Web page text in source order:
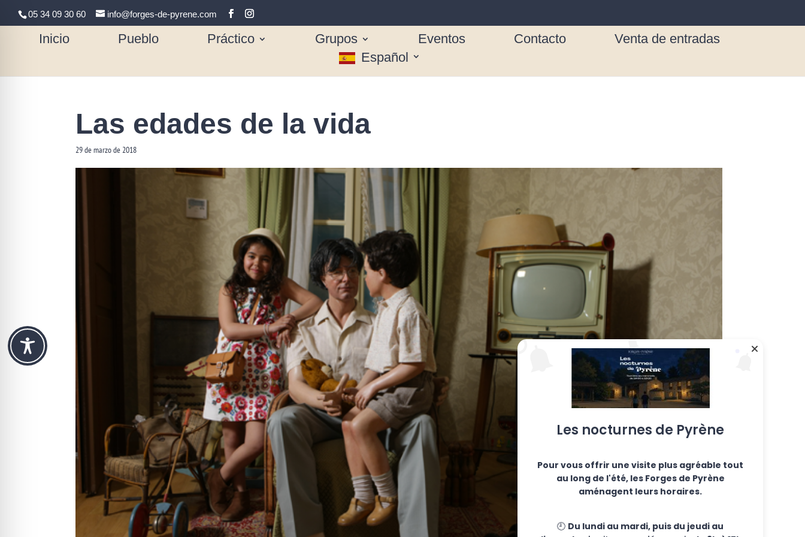
05 34 09 30 60 info@forges-de-pyrene.com
Inicio Pueblo Práctico Grupos Eventos Contacto
Venta de entradas
Español
Las edades de la vida
29 de marzo de 2018
Les nocturnes de Pyrène
Pour vous offrir une visite plus agréable tout
au long de l'été, les Forges de Pyrène
aménagent leurs horaires.
🕘 Du lundi au mardi, puis du jeudi au